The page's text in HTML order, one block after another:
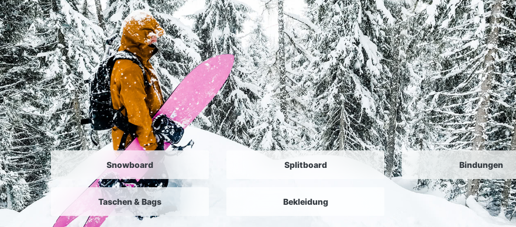
Snowboard Splitboard Bindungen
Taschen & Bags Bekleidung